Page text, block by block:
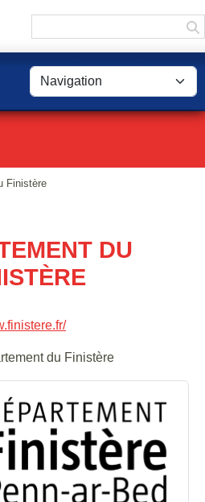
Finistère
DU
du Finistère